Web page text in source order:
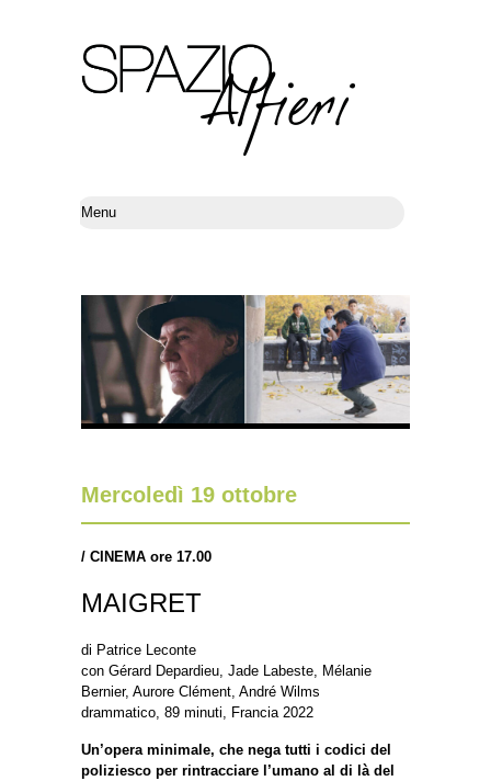
Mercoledì 19 ottobre
/ CINEMA ore 17.00
MAIGRET
di Patrice Leconte
con Gérard Depardieu, Jade Labeste, Mélanie
Bernier, Aurore Clément, André Wilms
drammatico, 89 minuti, Francia 2022
Un’opera minimale, che nega tutti i codici del
poliziesco per rintracciare l’umano al di là del